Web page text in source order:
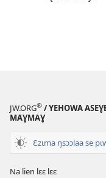
JW.ORG® / YEHOWA
MAƔMAƔ
Ɛzɩma ŋsɔɔlaa se
Na lien lɛɛ lɛɛ